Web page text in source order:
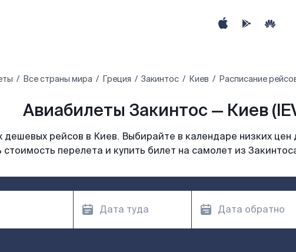
Все страны мира Греция Закинтос Киев Расписание
Авиабилеты Закинтос — Киев
дешевых рейсов в Киев. Выбирайте в календаре низких цен
стоимость перелета и купить билет на самолет из